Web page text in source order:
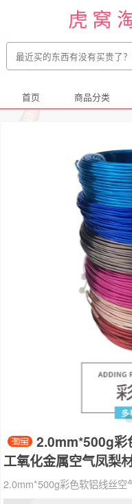
虎窝
首页 商品分类
2.0mm*500g彩
工氧化金属空气凤梨
2.0mm*500g彩色软铝线丝空